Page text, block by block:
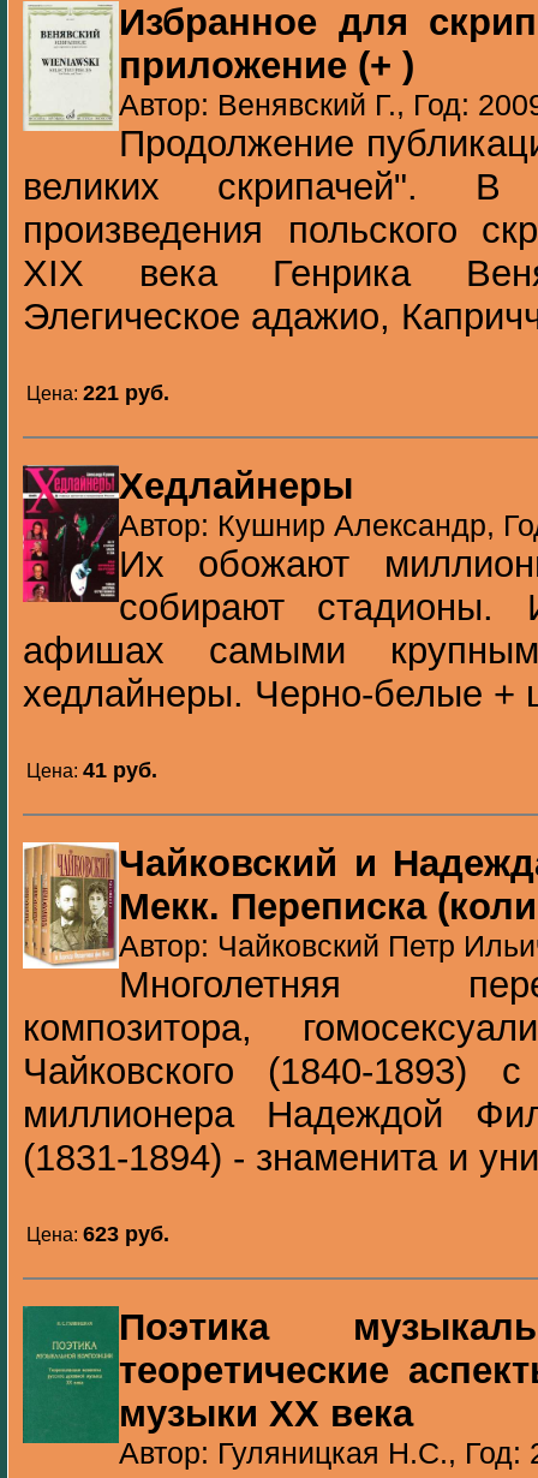
Избранное для
приложение (+ )
Автор: Венявский Г., Год:
Продолжение
великих скрипачей". В
произведения польского
XIX века Генрика
Элегическое адажио,
Цена: 221 pуб.
Хедлайнеры
Автор: Кушнир Александр,
Их обожают
собирают
афишах самыми
хедлайнеры. Черно-белые +
Цена: 41 pуб.
Чайковский и
Мекк. Переписка
Автор: Чайковский Петр
Многолетняя
композитора,
Чайковского (1840-1893)
миллионера Надеждой
(1831-1894) - знаменита и
Цена: 623 pуб.
Поэтика
теоретические
музыки ХХ века
Автор: Гуляницкая Н.С., Год: